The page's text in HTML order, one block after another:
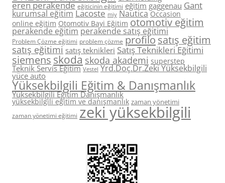
eren perakende eğiticinin eğitimi eğitim gaggenau Gant
kurumsal eğitim Lacoste miy Nautica Occasion
online eğitim Otomotiv Bayi Eğitim otomotiv eğitim
perakende eğitim perakende satış eğitimi
Problem Çözme eğitimi problem çözme profilo satış eğitim
satış eğitimi satış teknikleri Satış Teknikleri Eğitimi
siemens skoda skoda akademi superstep
Teknik Servis Eğitim Vestel Yrd.Doç.Dr.Zeki Yüksekbilgili
yüce auto
Yüksekbilgili Eğitim & Danışmanlık
Yüksekbilgili Eğitim Danışmanlık
yüksekbilgili eğitim ve danışmanlık zaman yönetimi
zaman yönetimi eğitimi zeki yüksekbilgili